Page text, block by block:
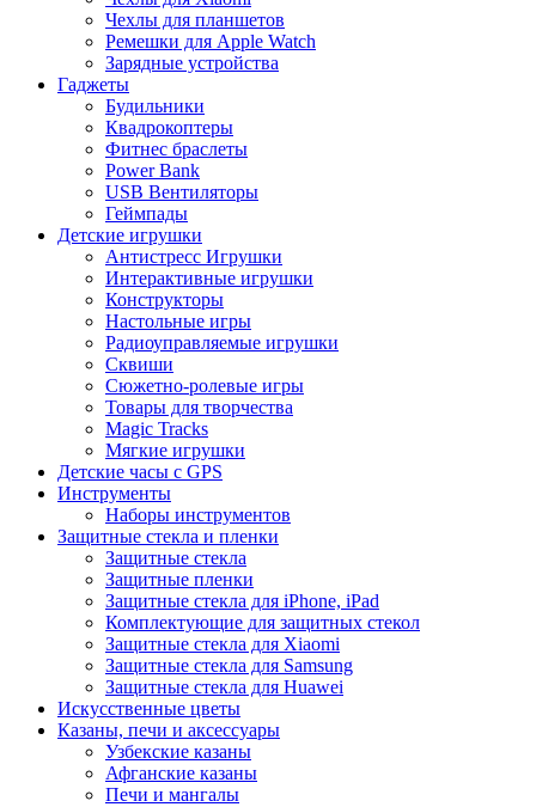
Чехлы для планшетов
Ремешки для Apple Watch
Зарядные устройства
Гаджеты
Будильники
Квадрокоптеры
Фитнес браслеты
Power Bank
USB Вентиляторы
Геймпады
Детские игрушки
Антистресс Игрушки
Интерактивные игрушки
Конструкторы
Настольные игры
Радиоуправляемые игрушки
Сквиши
Сюжетно-ролевые игры
Товары для творчества
Magic Tracks
Мягкие игрушки
Детские часы с GPS
Инструменты
Наборы инструментов
Защитные стекла и пленки
Защитные стекла
Защитные пленки
Защитные стекла для iPhone, iPad
Комплектующие для защитных стекол
Защитные стекла для Xiaomi
Защитные стекла для Samsung
Защитные стекла для Huawei
Искусственные цветы
Казаны, печи и аксессуары
Узбекские казаны
Афганские казаны
Печи и мангалы